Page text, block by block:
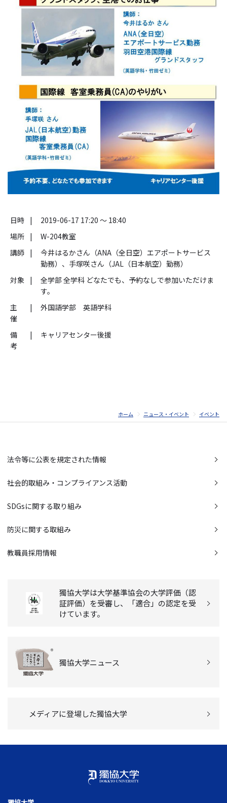
日時 |
2019-06-17 17:20 ～ 18:40
場所 |
W-204教室
講師 |
今井はるかさん（ANA（全日空）エアポートサービス
勤務）、手塚咲さん（JAL（日本航空）勤務）
対象 |
全学部 全学科 どなたでも、予約なしで参加いただけま
す。
主
催
| 外国語学部 英語学科
備
考
| キャリアセンター後援
ホーム ニュース・イベント イベント
法令等に公表を規定された情報
社会的取組み・コンプライアンス活動
SDGsに関する取り組み
防災に関する取組み
教職員採用情報
獨協大学は大学基準協会の大学評価（認
証評価）を受審し、「適合」の認定を受
けています。
獨協大学ニュース
メディアに登場した獨協大学